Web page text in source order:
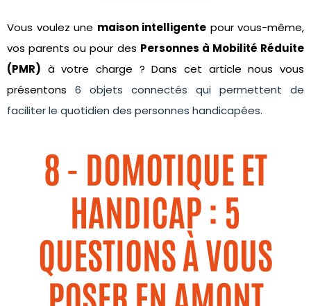
Vous voulez une maison intelligente pour vous-même,
vos parents ou pour des Personnes à Mobilité Réduite
(PMR) à votre charge ? Dans cet article nous vous
présentons 6 objets connectés qui permettent de
faciliter le quotidien des personnes handicapées.
8 - DOMOTIQUE ET
HANDICAP : 5
QUESTIONS À VOUS
POSER EN AMONT